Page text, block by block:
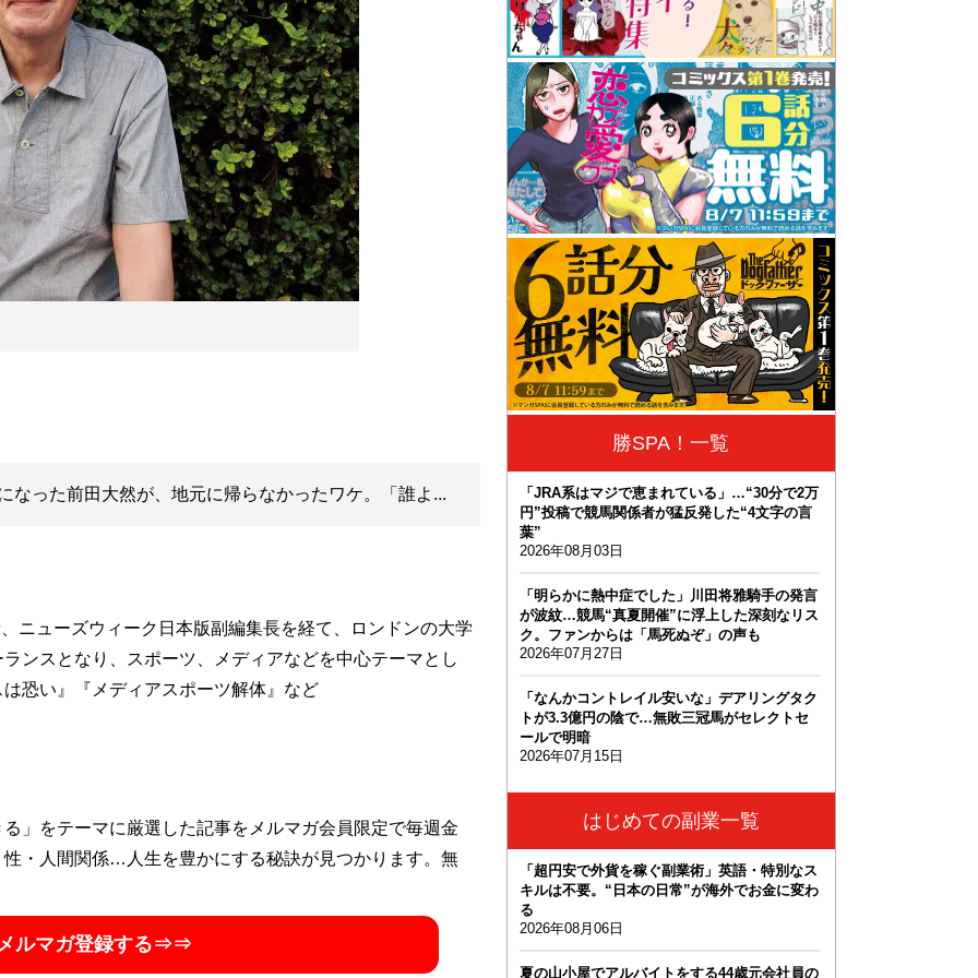
なった前田大然が、地元に帰らなかったワケ。「誰よ...
ューズウィーク日本版副編集長を経て、ロンドンの大学
ンスとなり、スポーツ、メディアなどを中心テーマとし
恐い』『メディアスポーツ解体』など
」をテーマに厳選した記事をメルマガ会員限定で毎週金
・人間関係…人生を豊かにする秘訣が見つかります。無
ルマガ登録する⇒⇒
勝SPA！一覧
「JRA系はマジで恵まれている」…“30分で2万
円”投稿で競馬関係者が猛反発した“4文字の言
葉”
2026年08月03日
「明らかに熱中症でした」川田将雅騎手の発言
が波紋…競馬“真夏開催”に浮上した深刻なリス
ク。ファンからは「馬死ぬぞ」の声も
2026年07月27日
「なんかコントレイル安いな」デアリングタク
トが3.3億円の陰で…無敗三冠馬がセレクトセ
ールで明暗
2026年07月15日
はじめての副業一覧
「超円安で外貨を稼ぐ副業術」英語・特別なス
キルは不要。“日本の日常”が海外でお金に変わ
る
2026年08月06日
夏の山小屋でアルバイトをする44歳元会社員の